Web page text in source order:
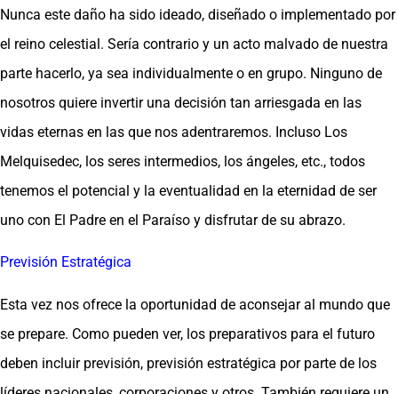
Nunca este daño ha sido ideado, diseñado o implementado por
el reino celestial. Sería contrario y un acto malvado de nuestra
parte hacerlo, ya sea individualmente o en grupo. Ninguno de
nosotros quiere invertir una decisión tan arriesgada en las
vidas eternas en las que nos adentraremos. Incluso Los
Melquisedec, los seres intermedios, los ángeles, etc., todos
tenemos el potencial y la eventualidad en la eternidad de ser
uno con El Padre en el Paraíso y disfrutar de su abrazo.
Previsión Estratégica
Esta vez nos ofrece la oportunidad de aconsejar al mundo que
se prepare. Como pueden ver, los preparativos para el futuro
deben incluir previsión, previsión estratégica por parte de los